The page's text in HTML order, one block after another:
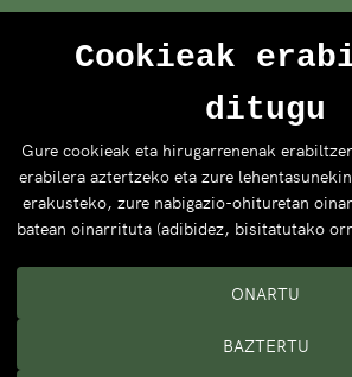
Cookieak
ditugu
Gure cookieak eta hirugarrenenak
erabilera aztertzeko eta zure
erakusteko, zure nabigazio-ohituretan
batean oinarrituta (adibidez, bisitatutako
BAZTERTU
ONARTU